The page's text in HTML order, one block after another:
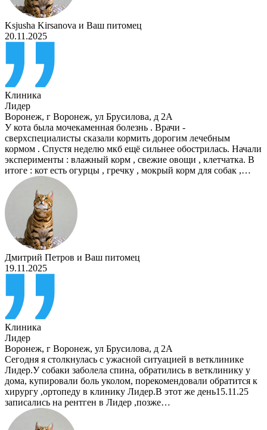
Ksjusha Kirsanova и Ваш питомец
20.11.2025
Клиника
Лидер
Воронеж, г Воронеж, ул Брусилова, д 2А
У кота была мочекаменная болезнь . Врачи -
сверхспециалисты сказали кормить дорогим лечебным
кормом . Спустя неделю мкб ещё сильнее обострилась. Начали
эксперименты : влажный корм , свежие овощи , клетчатка. В
итоге : кот есть огурцы , гречку , мокрый корм для собак ,…
Дмитрий Петров и Ваш питомец
19.11.2025
Клиника
Лидер
Воронеж, г Воронеж, ул Брусилова, д 2А
Сегодня я столкнулась с ужасной ситуацией в ветклинике
Лидер.У собаки заболела спина, обратились в ветклинику у
дома, купировали боль уколом, порекомендовали обратится к
хирургу ,ортопеду в клинику Лидер.В этот же день15.11.25
записались на рентген в Лидер ,позже…